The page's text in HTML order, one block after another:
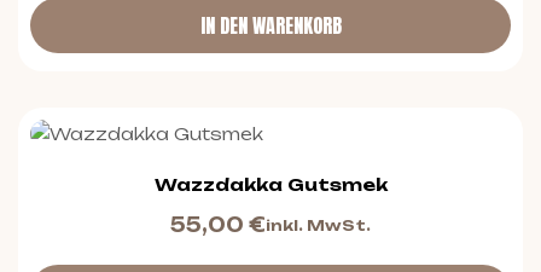
IN DEN WARENKORB
Wazzdakka Gutsmek
55,00 €inkl. MwSt.